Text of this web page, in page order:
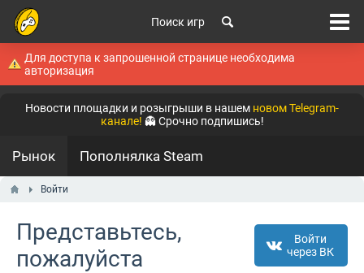
Поиск игр
Для доступа к запрошенной странице необходима
авторизация
Новости площадки и розыгрыши в нашем новом Telegram-
канале! 👻 Срочно подпишись!
Рынок Пополнялка Steam
Войти
Представьтесь,
пожалуйста
Войти
через ВК